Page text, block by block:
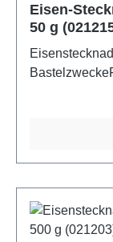
Eisen-